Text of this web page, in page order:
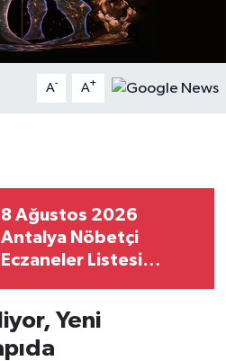
A- A+
8 Ağustos 2026
Antalya Nöbetçi
Eczaneler Listesi
Yeni